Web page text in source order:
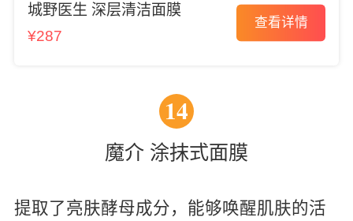
城野医生 深层清洁面膜
¥287
查看详情
14
魔介 涂抹式面膜
提取了亮肤酵母成分，能够唤醒肌肤的活